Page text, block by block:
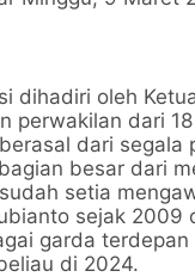
dihadiri oleh
perwakilan dari
dari segala
besar dari
setia
sejak 2009
garda terdepan
di 2024.